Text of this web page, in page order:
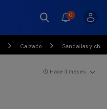
0
Calzado Sandalias y
Hace 3 meses